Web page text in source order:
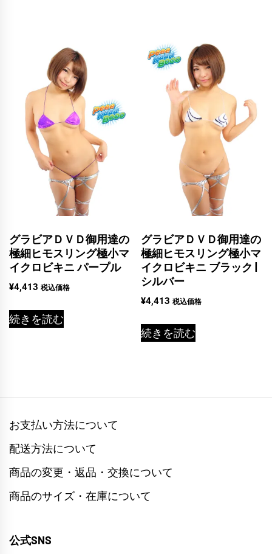
グラビアＤＶＤ御用達の
極細ヒモスリング極小マ
イクロビキニ パープル
¥4,413 税込価格
続きを読む
グラビアＤＶＤ御用達の
極細ヒモスリング極小マ
イクロビキニ ブラック |
シルバー
¥4,413 税込価格
続きを読む
お支払い方法について
配送方法について
商品の変更・返品・交換について
商品のサイズ・在庫について
公式SNS